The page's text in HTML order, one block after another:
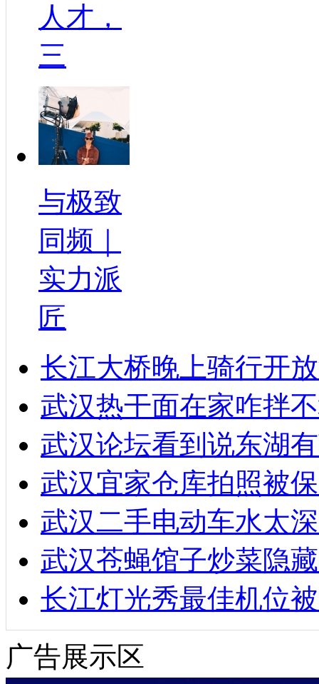
人才，
三
与极致
同频｜
实力派
匠
长江大桥晚上骑行开
武汉热干面在家咋拌
武汉论坛看到说东湖
武汉宜家仓库拍照被
武汉二手电动车水太
武汉苍蝇馆子炒菜隐
长江灯光秀最佳机位
广告展示区